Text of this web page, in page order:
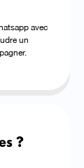
avec
un
?